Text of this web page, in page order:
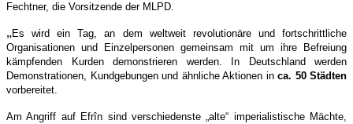
Fechtner, die Vorsitzende der MLPD.
„Es wird ein Tag, an dem weltweit revolutionäre und fortschrittliche
Organisationen und Einzelpersonen gemeinsam mit um ihre Befreiung
kämpfenden Kurden demonstrieren werden. In Deutschland werden
Demonstrationen, Kundgebungen und ähnliche Aktionen in ca. 50 Städten
vorbereitet.
Am Angriff auf Efrîn sind verschiedenste „alte“ imperialistische Mächte,